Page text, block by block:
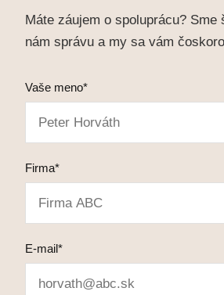
Máte záujem o spoluprácu?
nám správu a my sa vám
Vaše meno*
Firma*
E-mail*